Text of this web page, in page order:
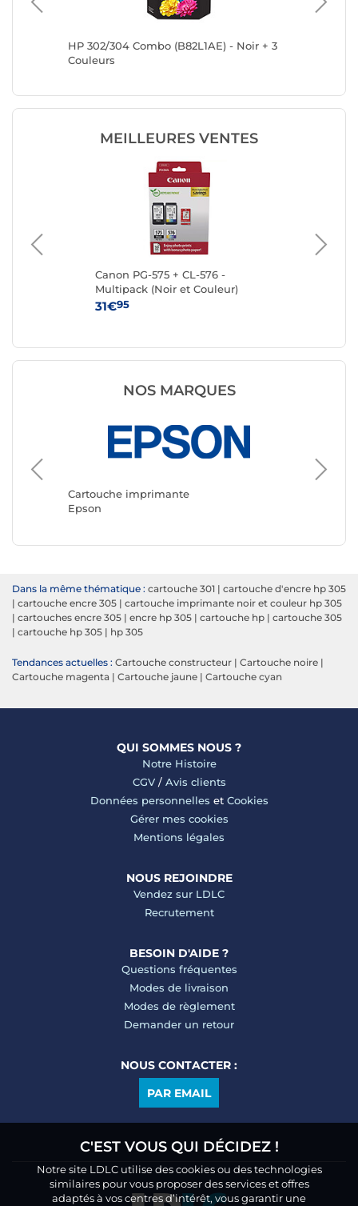
HP 302/304 Combo (B82L1AE) - Noir + 3
Couleurs
MEILLEURES VENTES
Canon PG-575 + CL-576 -
Multipack (Noir et Couleur)
31€95
NOS MARQUES
Cartouche imprimante
Epson
Canon
Dans la même thématique : cartouche 301 | cartouche d'encre hp 305
| cartouche encre 305 | cartouche imprimante noir et couleur hp 305
| cartouches encre 305 | encre hp 305 | cartouche hp | cartouche 305
| cartouche hp 305 | hp 305
Tendances actuelles : Cartouche constructeur | Cartouche noire |
Cartouche magenta | Cartouche jaune | Cartouche cyan
QUI SOMMES NOUS ?
Notre Histoire
CGV/ Avis clients
Données personnelles et Cookies
Gérer mes cookies
Mentions légales
NOUS REJOINDRE
Vendez sur LDLC
Recrutement
BESOIN D'AIDE ?
Questions fréquentes
Modes de livraison
Modes de règlement
Demander un retour
NOUS CONTACTER :
PAR EMAIL
C'EST VOUS QUI DÉCIDEZ !
Notre site LDLC utilise des cookies ou des technologies
similaires pour vous proposer des services et offres
adaptés à vos centres d’intérêt, vous garantir une